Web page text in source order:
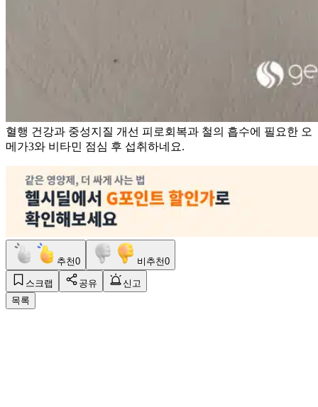
혈행 건강과 중성지질 개선 피로회복과 철의 흡수에 필요한 오
메가3와 비타민 점심 후 섭취하네요.
추천0 비추천0
스크랩 공유
신고
목록